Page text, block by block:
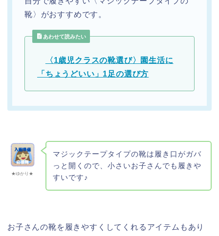
靴〉がおすすめです。
あわせて読みたい
〈1歳児クラスの靴選び〉園生活に
「ちょうどいい」1足の選び方
★ゆかり★
マジックテープタイプの靴は履き口がガバ
っと開くので、小さいお子さんでも履きや
すいです♪
お子さんの靴を履きやすくしてくれるアイテムもあり